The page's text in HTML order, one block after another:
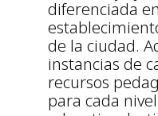
diferenciada
de la ciudad.
instancias de
recursos
para cada